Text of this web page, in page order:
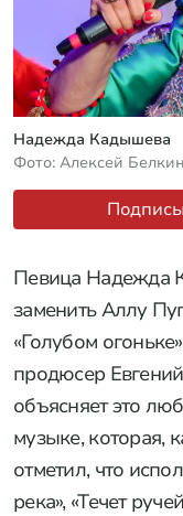
Надежда Кадышева
Фото: Алексей
Певица Надежда
заменить Аллу
«Голубом
продюсер
объясняет это
музыке, которая,
отметил, что
река», «Течет